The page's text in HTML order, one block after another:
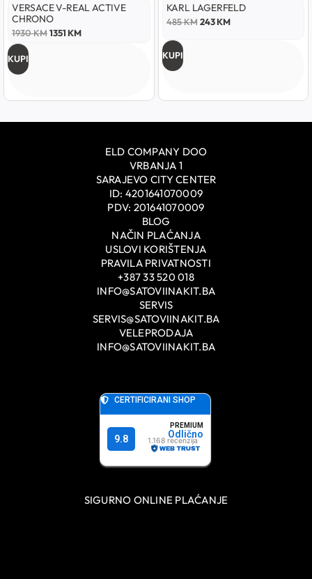
VERSACE V-REAL ACTIVE
CHRONO
1930KM1351KM
KUPI
KARL LAGERFELD
485KM 243KM
KUPI
ELD COMPANY DOO
VRBANJA 1
SARAJEVO CITY CENTER
ID: 4201641070009
PDV: 201641070009
BLOG
NAČIN PLAĆANJA
USLOVI KORIŠTENJA
PRAVILA PRIVATNOSTI
+387 33 520 018
INFO@SATOVIINAKIT.BA
SERVIS
SERVIS@SATOVIINAKIT.BA
VELEPRODAJA
INFO@SATOVIINAKIT.BA
SIGURNO ONLINE PLAĆANJE